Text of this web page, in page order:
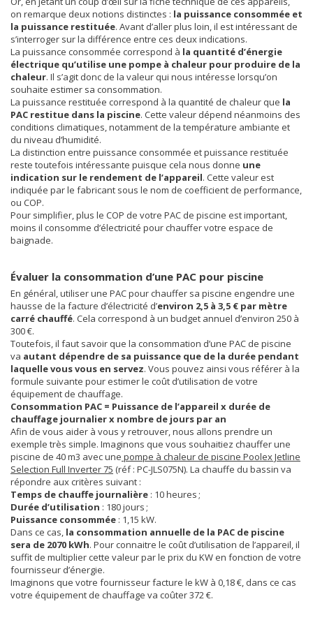
on remarque deux notions distinctes : la puissance consommée et
la puissance restituée. Avant d’aller plus loin, il est intéressant de
s’interroger sur la différence entre ces deux indications.
La puissance consommée correspond à la quantité d’énergie
électrique qu’utilise une pompe à chaleur pour produire de la
chaleur. Il s’agit donc de la valeur qui nous intéresse lorsqu’on
souhaite estimer sa consommation.
La puissance restituée correspond à la quantité de chaleur que la
PAC restitue dans la piscine. Cette valeur dépend néanmoins des
conditions climatiques, notamment de la température ambiante et
du niveau d’humidité.
La distinction entre puissance consommée et puissance restituée
reste toutefois intéressante puisque cela nous donne une
indication sur le rendement de l’appareil. Cette valeur est
indiquée par le fabricant sous le nom de coefficient de performance,
ou COP.
Pour simplifier, plus le COP de votre PAC de piscine est important,
moins il consomme d’électricité pour chauffer votre espace de
baignade.
Évaluer la consommation d’une PAC pour piscine
En général, utiliser une PAC pour chauffer sa piscine engendre une
hausse de la facture d’électricité d’environ 2,5 à 3,5 € par mètre
carré chauffé. Cela correspond à un budget annuel d’environ 250 à
300 €.
Toutefois, il faut savoir que la consommation d’une PAC de piscine
va autant dépendre de sa puissance que de la durée pendant
laquelle vous vous en servez. Vous pouvez ainsi vous référer à la
formule suivante pour estimer le coût d’utilisation de votre
équipement de chauffage.
Consommation PAC = Puissance de l’appareil x durée de
chauffage journalier x nombre de jours par an
Afin de vous aider à vous y retrouver, nous allons prendre un
exemple très simple. Imaginons que vous souhaitiez chauffer une
piscine de 40 m3 avec une pompe à chaleur de piscine Poolex Jetline
Selection Full Inverter 75 (réf : PC-JLS075N). La chauffe du bassin va
répondre aux critères suivant :
Temps de chauffe journalière : 10 heures ;
Durée d’utilisation : 180 jours ;
Puissance consommée : 1,15 kW.
Dans ce cas, la consommation annuelle de la PAC de piscine
sera de 2070 kWh. Pour connaitre le coût d’utilisation de l’appareil, il
suffit de multiplier cette valeur par le prix du KW en fonction de votre
fournisseur d’énergie.
Imaginons que votre fournisseur facture le kW à 0,18 €, dans ce cas
votre équipement de chauffage va coûter 372 €.